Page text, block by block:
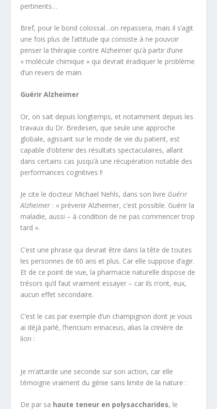
pertinents…
Bref, pour le bond colossal…on repassera, mais il s’agit
une fois plus de l’attitude qui consiste à ne pouvoir
penser la thérapie contre Alzheimer qu’à partir d’une
« molécule chimique » qui devrait éradiquer le problème
d’un revers de main.
Guérir Alzheimer
Or, on sait depuis longtemps, et notamment depuis les
travaux du Dr. Bredesen, que seule une approche
globale, agissant sur le mode de vie du patient, est
capable d’obtenir des résultats spectaculaires, allant
dans certains cas jusqu’à une récupération notable des
performances cognitives !!
Je cite le docteur Michael Nehls, dans son livre Guérir
Alzheimer : « prévenir Alzheimer, c’est possible. Guérir la
maladie, aussi – à condition de ne pas commencer trop
tard ».
C’est une phrase qui devrait être dans la tête de toutes
les personnes de 60 ans et plus. Car elle suppose d’agir.
Et de ce point de vue, la pharmacie naturelle dispose de
trésors qu’il faut vraiment essayer – car ils n’ont, eux,
aucun effet secondaire.
C’est le cas par exemple d’un champignon dont je vous
ai déjà parlé, l’hericium erinaceus, alias la crinière de
lion :
Je m’attarde une seconde sur son action, car elle
témoigne vraiment du génie sans limite de la nature :
De par sa haute teneur en polysaccharides, le